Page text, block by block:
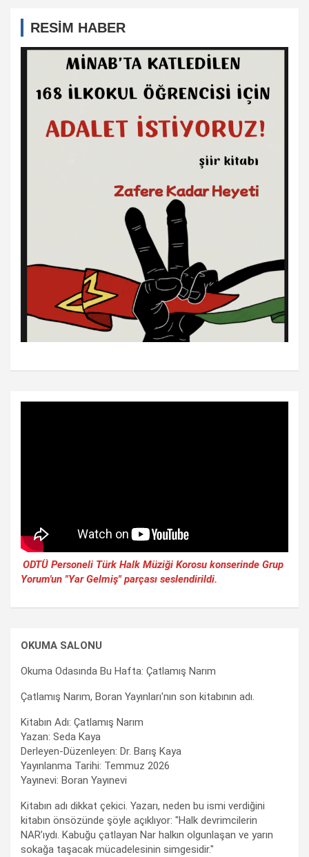
RESİM HABER
ODTÜ Personeli Türk Halk Müziği Korosu konserinde Grup
Yorum'un "Yar Gelmiş" parçası seslendirildi.
OKUMA SALONU
Okuma Odasında Bu Hafta: Çatlamış Narım
Çatlamış Narım, Boran Yayınları'nın son kitabının adı.
Kitabın Adı: Çatlamış Narım
Yazan: Seda Kaya
Derleyen-Düzenleyen: Dr. Barış Kaya
Yayınlanma Tarihi: Temmuz 2026
Yayınevi: Boran Yayınevi
Kitabın adı dikkat çekici. Yazarı, neden bu ismi verdiğini
kitabın önsözünde şöyle açıklıyor: "Halk devrimcilerin
NAR’ıydı. Kabuğu çatlayan Nar halkın olgunlaşan ve yarın
sokağa taşacak mücadelesinin simgesidir."